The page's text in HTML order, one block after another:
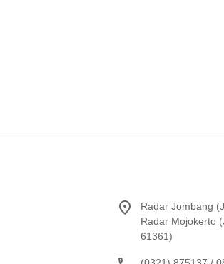
Radar Jombang
Radar Mojokerto
61361)